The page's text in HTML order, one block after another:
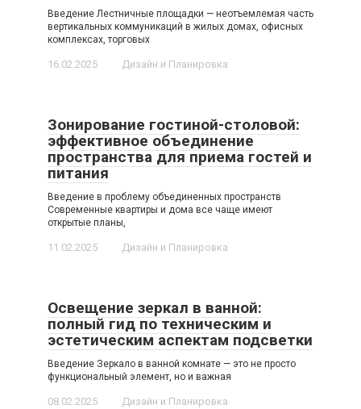
Введение Лестничные площадки — неотъемлемая часть
вертикальных коммуникаций в жилых домах, офисных
комплексах, торговых
16.02.2025 Дизайн и Планировка
Зонирование гостиной-столовой:
эффективное объединение
пространства для приема гостей и
питания
Введение в проблему объединенных пространств
Современные квартиры и дома все чаще имеют
открытые планы,
11.02.2025 Дизайн и Планировка
Освещение зеркал в ванной:
полный гид по техническим и
эстетическим аспектам подсветки
Введение Зеркало в ванной комнате — это не просто
функциональный элемент, но и важная
08.02.2025 Дизайн и Планировка